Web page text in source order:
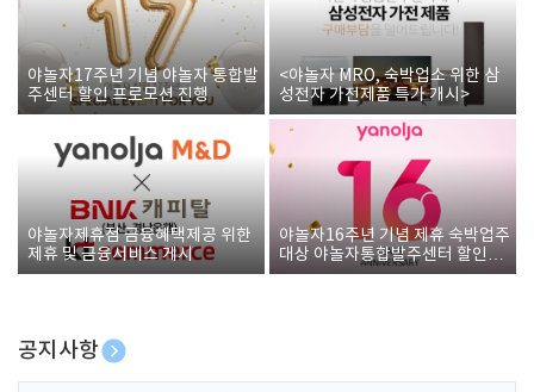
야놀자17주년 기념 야놀자 통합발
주센터 할인 프로모션 진행
<야놀자 MRO, 숙박업소 위한 삼
성전자 가전제품 특가 개시>
야놀자제휴점 금융혜택제공 위한
제휴 및 금융서비스 게시
야놀자16주년 기념 제휴 숙박업주
대상 야놀자통합발주센터 할인쿠
폰 증정
공지사항
[호텔업] 개인정보 처리방침 개정본1 (19.09.02)